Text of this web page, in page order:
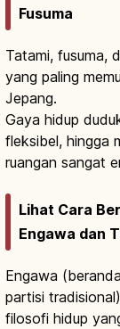
Fusuma
Tatami, fusuma,
yang paling
Jepang.
Gaya hidup
fleksibel, hingga
ruangan sangat
Lihat Cara
Engawa dan
Engawa
partisi
filosofi hidup